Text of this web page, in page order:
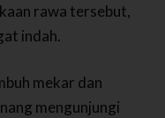
rawa tersebut,
indah.
mekar dan
mengunjungi